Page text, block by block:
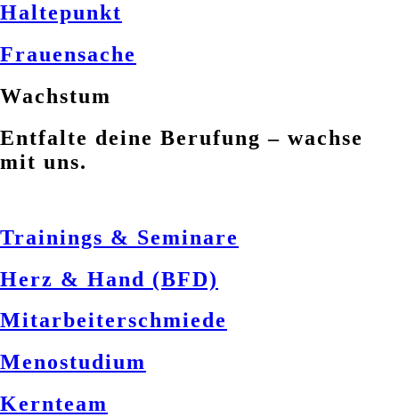
Haltepunkt
Frauensache
Wachstum
Entfalte deine Berufung – wachse
mit uns.
Trainings & Seminare
Herz & Hand (BFD)
Mitarbeiterschmiede
Menostudium
Kernteam